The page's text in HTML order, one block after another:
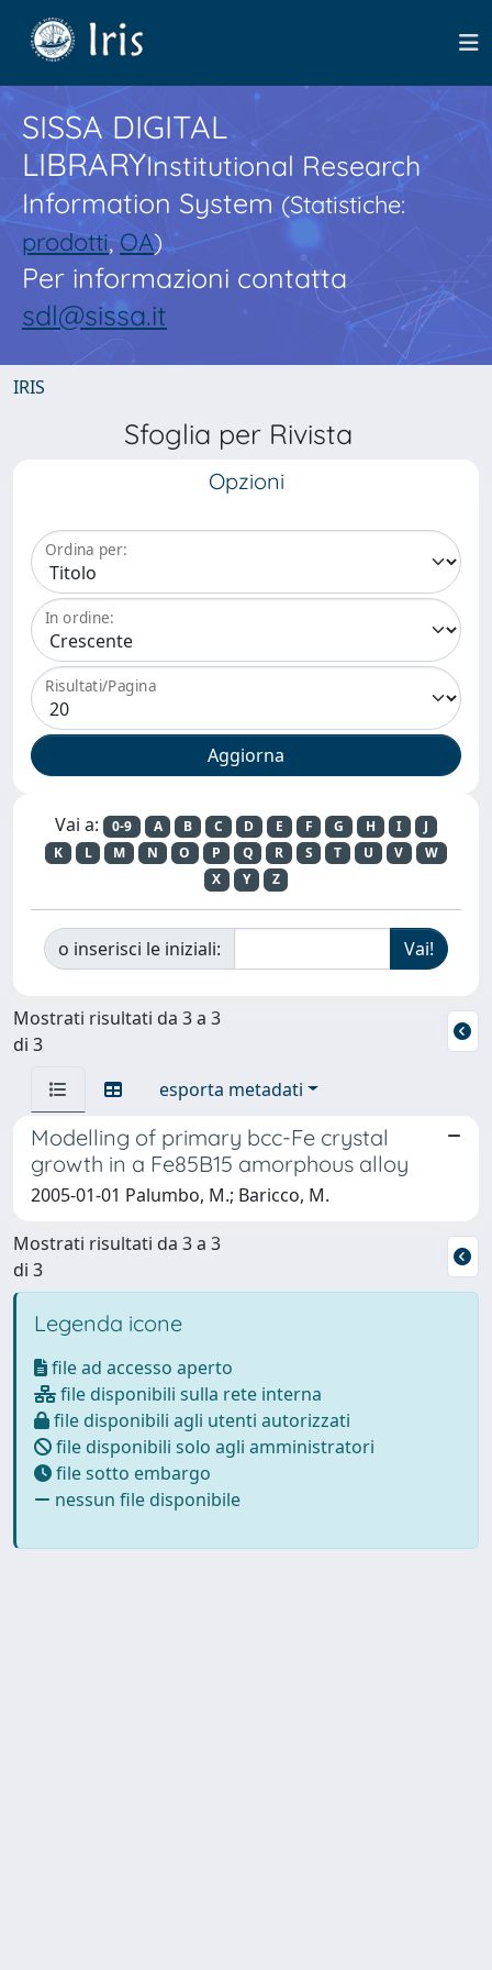
SISSA DIGITAL
LIBRARYInstitutional Research
Information System(Statistiche:
prodotti,OA)
Per informazioni contatta
sdl@sissa.it
IRIS
Sfoglia per Rivista
Opzioni
Ordina per:
In ordine:
Risultati/Pagina
Vai a: 0-9 A B C D E F G H I
J
K
L M N O P Q R S T U V
W
X
Y Z
o inserisci le iniziali:
Mostrati risultati da 3 a 3
di 3
esporta metadati
Modelling of primary bcc-Fe crystal
growth in a Fe85B15 amorphous alloy
2005-01-01 Palumbo, M.; Baricco, M.
Mostrati risultati da 3 a 3
di 3
Legenda icone
file ad accesso aperto
file disponibili sulla rete interna
file disponibili agli utenti autorizzati
file disponibili solo agli amministratori
file sotto embargo
nessun file disponibile